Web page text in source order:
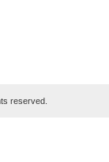
reserved.